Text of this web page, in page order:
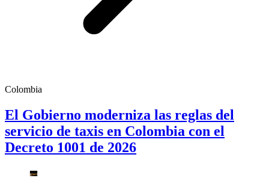
Colombia
El Gobierno moderniza las reglas del
servicio de taxis en Colombia con el
Decreto 1001 de 2026